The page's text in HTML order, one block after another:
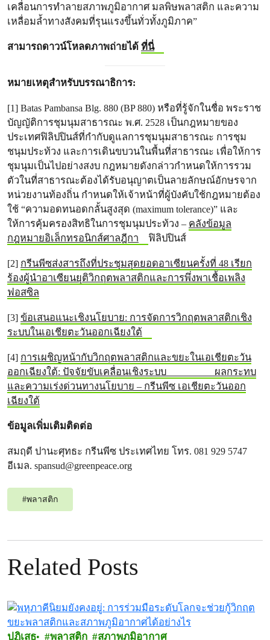
เคลื่อนการทำลายสภาพภูมิอากาศ มลพิษพลาสติก และความ
เหลื่อมล้ำทางสังคมที่รุนแรงขึ้นทั่วทั้งภูมิภาค”
สามารถดาวน์โหลดภาพถ่ายได้ ที่นี่
หมายเหตุสำหรับบรรณาธิการ:
[1] Batas Pambansa Blg. 880 (BP 880) หรือที่รู้จักในชื่อ พระราช
บัญญัติการชุมนุมสาธารณะ พ.ศ. 2528 เป็นกฎหมายของ
ประเทศฟิลิปปินส์ที่กำกับดูแลการชุมนุมสาธารณะ การชุม
ชนุมประท้วง และการเดินขบวนในพื้นที่สาธารณะ เพื่อให้การ
ชุมนุมเป็นไปอย่างสงบ กฎหมายดังกล่าวกำหนดให้การรวม
ตัวในที่สาธารณะต้องได้รับอนุญาตเป็นลายลักษณ์อักษรจาก
หน่วยงานท้องถิ่น กำหนดให้เจ้าหน้าที่ผู้บังคับใช้กฎหมายต้อง
ใช้ “ความอดทนอดกลั้นสูงสุด (maximum tolerance)” และ
ให้การคุ้มครองสิทธิในการชุมนุมประท้วง – คลังข้อมูล
กฎหมายอิเล็กทรอนิกส์ศาลฎีกา
ฟิลิปปินส์
[2] กรีนพีซส่งสารถึงที่ประชุมสุดยอดอาเซียนครั้งที่ 48 เรียก
ร้องผู้นำอาเซียนยุติวิกฤตพลาสติกและการพึ่งพาเชื้อเพลิง
ฟอสซิล
[3] ข้อเสนอแนะเชิงนโยบาย: การจัดการวิกฤตพลาสติกเชิง
ระบบในเอเชียตะวันออกเฉียงใต้
[4] การเผชิญหน้ากับวิกฤตพลาสติกและขยะในเอเชียตะวัน
ออกเฉียงใต้: ปัจจัยขับเคลื่อนเชิงระบบ ผลกระทบ
และความเร่งด่วนทางนโยบาย – กรีนพีซ เอเชียตะวันออก
เฉียงใต้
ข้อมูลเพิ่มเติมติดต่อ
สมฤดี ปานะศุทธะ กรีนพีซ ประเทศไทย โทร. 081 929 5747
อีเมล. spansud@greenpeace.org
#พลาสติก
Related Posts
ปฏิเสธ พลาสติก สภาพภูมิอากาศ